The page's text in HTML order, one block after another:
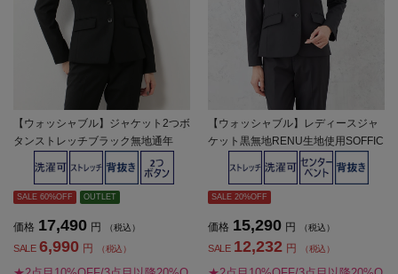
【ウォッシャブル】ジャケット2つボ
タンストレッチブラック無地通年
SALE 60%OFF OUTLET
価格 17,490 円 （税込）
SALE 6,990 円 （税込）
【ウォッシャブル】レディースジャ
ケット黒無地RENU生地使用SOFFIC
E通年【レディース】
SALE 20%OFF
価格 15,290 円 （税込）
SALE 12,232 円 （税込）